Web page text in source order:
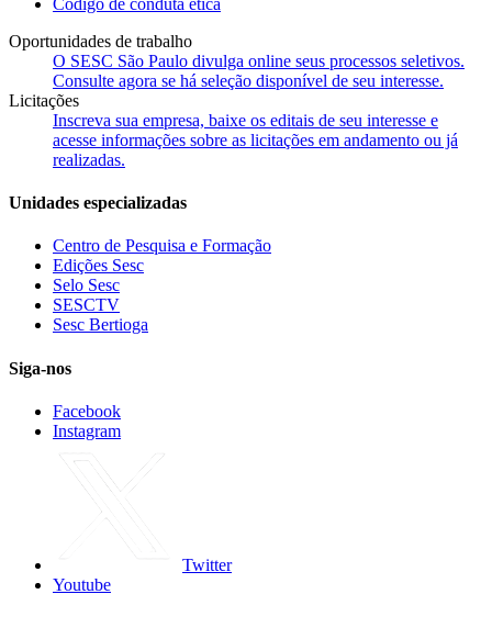
Oportunidades de trabalho
O SESC São Paulo divulga online seus processos seletivos.
Consulte agora se há seleção disponível de seu interesse.
Licitações
Inscreva sua empresa, baixe os editais de seu interesse e
acesse informações sobre as licitações em andamento ou já
realizadas.
Unidades especializadas
Centro de Pesquisa e Formação
Edições Sesc
Selo Sesc
SESCTV
Sesc Bertioga
Siga-nos
Facebook
Instagram
Twitter
Youtube